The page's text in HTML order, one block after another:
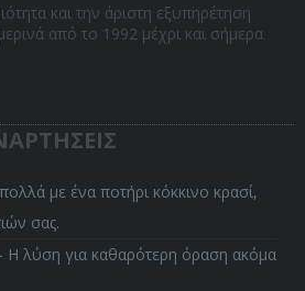
και την άριστη εξυπηρέτηση
από το 1992 μέχρι και σήμερα
με ένα ποτήρι κόκκινο κρασί,
σας.
Η λύση για καθαρότερη όραση ακόμα